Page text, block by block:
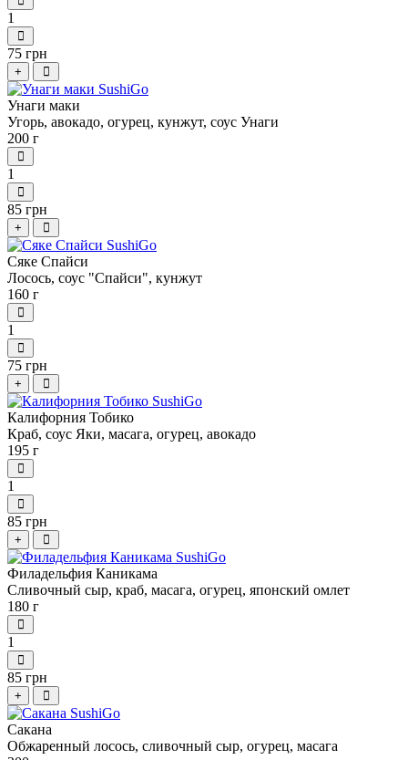
1
75 грн
+
Унаги маки
Угорь, авокадо, огурец, кунжут, соус Унаги
200 г
1
85 грн
+
Сяке Спайси
Лосось, соус "Спайси", кунжут
160 г
1
75 грн
+
Калифорния Тобико
Краб, соус Яки, масага, огурец, авокадо
195 г
1
85 грн
+
Филадельфия Каникама
Сливочный сыр, краб, масага, огурец, японский омлет
180 г
1
85 грн
+
Сакана
Обжаренный лосось, сливочный сыр, огурец, масага